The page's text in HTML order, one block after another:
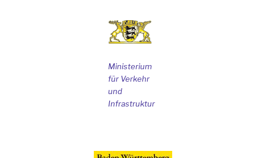
Ministerium
für Verkehr
und
Infrastruktur